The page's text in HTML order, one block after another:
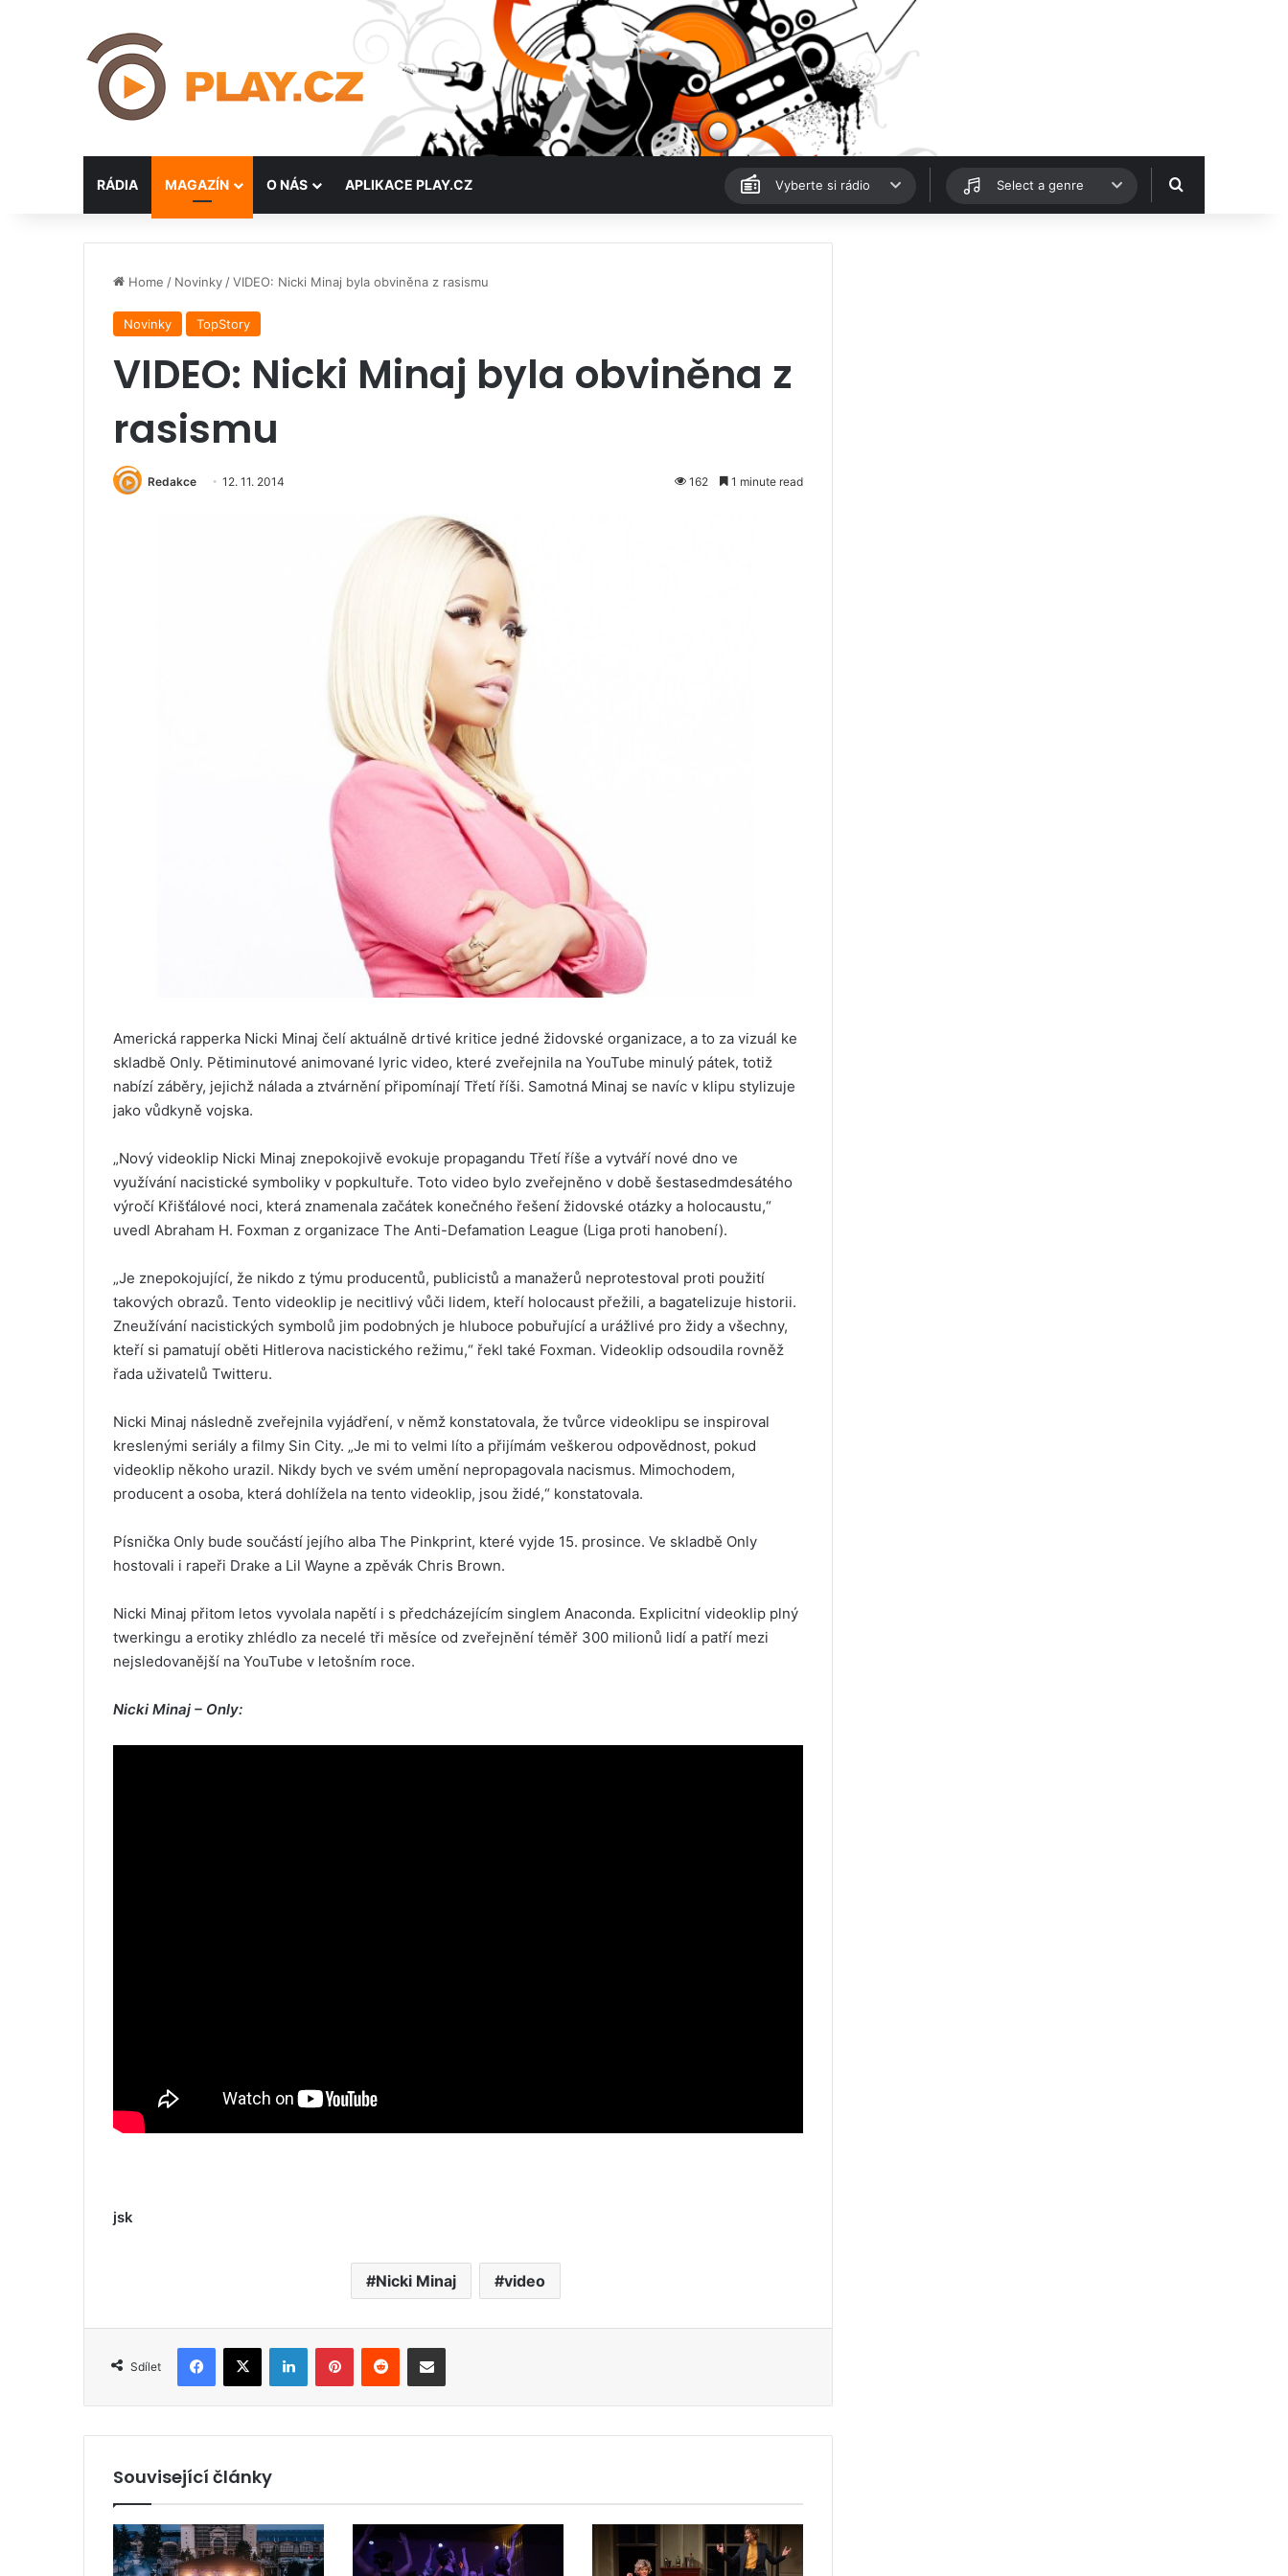
RÁDIA MAGAZÍN O NÁS APLIKACE PLAY.CZ Vyberte si rádio Select a genre Hledat
Home / Novinky /VIDEO: Nicki Minaj byla obviněna z rasismu
Novinky TopStory
VIDEO: Nicki Minaj byla obviněna z
rasismu
Redakce 12. 11. 2014 162 1 minute read
Americká rapperka Nicki Minaj čelí aktuálně drtivé kritice jedné židovské organizace, a to za vizuál ke
skladbě Only. Pětiminutové animované lyric video, které zveřejnila na YouTube minulý pátek, totiž
nabízí záběry, jejichž nálada a ztvárnění připomínají Třetí říši. Samotná Minaj se navíc v klipu stylizuje
jako vůdkyně vojska.
„Nový videoklip Nicki Minaj znepokojivě evokuje propagandu Třetí říše a vytváří nové dno ve
využívání nacistické symboliky v popkultuře. Toto video bylo zveřejněno v době šestasedmdesátého
výročí Křišťálové noci, která znamenala začátek konečného řešení židovské otázky a holocaustu,“
uvedl Abraham H. Foxman z organizace The Anti-Defamation League (Liga proti hanobení).
„Je znepokojující, že nikdo z týmu producentů, publicistů a manažerů neprotestoval proti použití
takových obrazů. Tento videoklip je necitlivý vůči lidem, kteří holocaust přežili, a bagatelizuje historii.
Zneužívání nacistických symbolů jim podobných je hluboce pobuřující a urážlivé pro židy a všechny,
kteří si pamatují oběti Hitlerova nacistického režimu,“ řekl také Foxman. Videoklip odsoudila rovněž
řada uživatelů Twitteru.
Nicki Minaj následně zveřejnila vyjádření, v němž konstatovala, že tvůrce videoklipu se inspiroval
kreslenými seriály a filmy Sin City. „Je mi to velmi líto a přijímám veškerou odpovědnost, pokud
videoklip někoho urazil. Nikdy bych ve svém umění nepropagovala nacismus. Mimochodem,
producent a osoba, která dohlížela na tento videoklip, jsou židé,“ konstatovala.
Písnička Only bude součástí jejího alba The Pinkprint, které vyjde 15. prosince. Ve skladbě Only
hostovali i rapeři Drake a Lil Wayne a zpěvák Chris Brown.
Nicki Minaj přitom letos vyvolala napětí i s předcházejícím singlem Anaconda. Explicitní videoklip plný
twerkingu a erotiky zhlédlo za necelé tři měsíce od zveřejnění téměř 300 milionů lidí a patří mezi
nejsledovanější na YouTube v letošním roce.
Nicki Minaj – Only:
jsk
Nicki Minaj video
Sdílet
Související články